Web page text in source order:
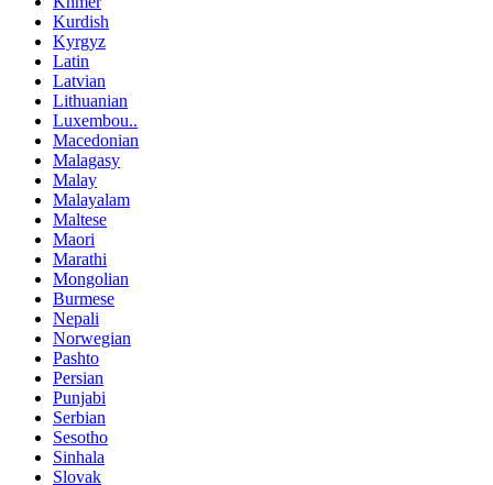
Kurdish
Kyrgyz
Latin
Latvian
Lithuanian
Luxembou..
Macedonian
Malagasy
Malay
Malayalam
Maltese
Maori
Marathi
Mongolian
Burmese
Nepali
Norwegian
Pashto
Persian
Punjabi
Serbian
Sesotho
Sinhala
Slovak